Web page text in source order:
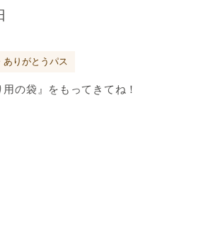
ありがとうパス
の袋』をもってきてね！